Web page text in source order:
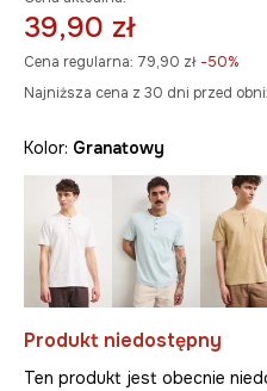
39,90 zł
Cena regularna: 79,90 zł -50%
Najniższa cena z 30 dni przed
Kolor: granatowy
Produkt niedostępny
Ten produkt jest obecnie